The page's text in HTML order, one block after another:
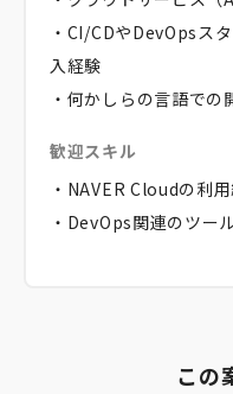
・CI/CDやDevOpsス
入経験
・何かしらの言語での
歓迎スキル
・NAVER Cloudの利
・DevOps関連のツー
この